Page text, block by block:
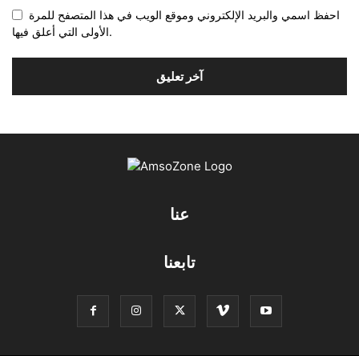
احفظ اسمي والبريد الإلكتروني وموقع الويب في هذا المتصفح للمرة
الأولى التي أعلق فيها.
عنا
تابعنا